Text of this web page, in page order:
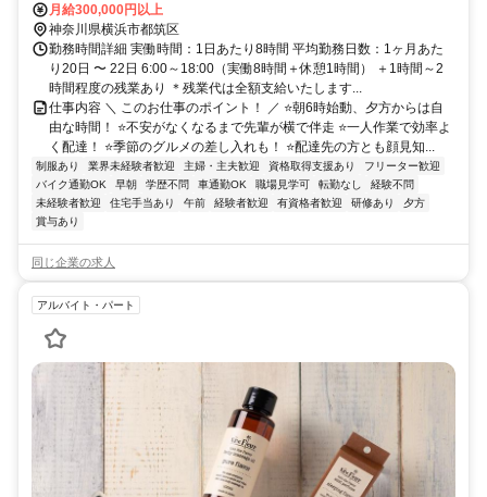
にも「仲町台駅」「北新横浜駅」「都筑ふれあいの丘駅」「川和町
駅」「川崎駅」「横浜駅」等からもアクセス良好◎
月給300,000円以上
神奈川県横浜市都筑区
勤務時間詳細 実働時間：1日あたり8時間 平均勤務日数：1ヶ月あた
り20日 〜 22日 6:00～18:00（実働8時間＋休憩1時間） ＋1時間～2
時間程度の残業あり ＊残業代は全額支給いたします...
仕事内容 ＼ このお仕事のポイント！ ／ ⭐朝6時始動、夕方からは自
由な時間！ ⭐不安がなくなるまで先輩が横で伴走 ⭐一人作業で効率よ
く配達！ ⭐季節のグルメの差し入れも！ ⭐配達先の方とも顔見知...
制服あり 業界未経験者歓迎 主婦・主夫歓迎 資格取得支援あり
フリーター歓迎
バイク通勤OK
早朝 学歴不問 車通勤OK 職場見学可 転勤なし
経験不問
未経験者歓迎
住宅手当あり 午前 経験者歓迎 有資格者歓迎 研修あり
夕方
賞与あり
同じ企業の求人
アルバイト・パート